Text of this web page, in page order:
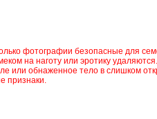
фотографии безопасные для
на наготу или эротику
или обнаженное тело в слишком
признаки.